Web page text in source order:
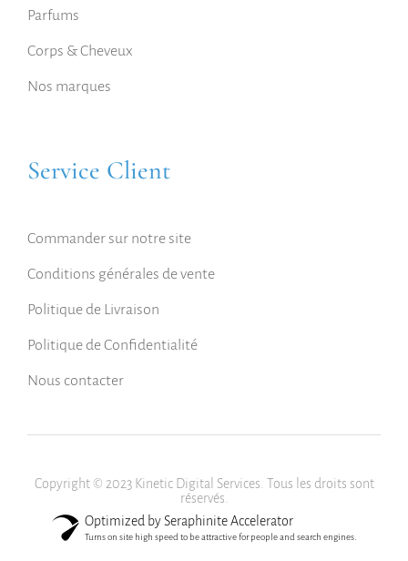
Parfums
Corps & Cheveux
Nos marques
Service Client
Commander sur notre site
Conditions générales de vente
Politique de Livraison
Politique de Confidentialité
Nous contacter
Copyright © 2023 Kinetic Digital Services. Tous les droits sont
réservés.
Optimized by Seraphinite Accelerator
Turns on site high speed to be attractive for people and search engines.